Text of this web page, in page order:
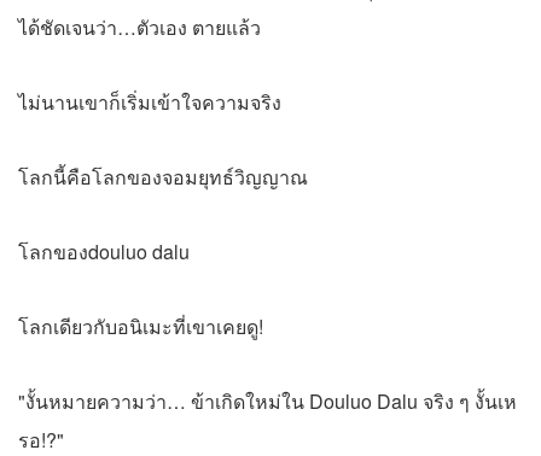
ได้ชัดเจนว่า…ตัวเอง ตายแล้ว
ไม่นานเขาก็เริ่มเข้าใจความจริง
โลกนี้คือโลกของจอมยุทธ์วิญญาณ
โลกของdouluo dalu
โลกเดียวกับอนิเมะที่เขาเคยดู!
"งั้นหมายความว่า… ข้าเกิดใหม่ใน Douluo Dalu จริง ๆ งั้นเห
รอ!?"